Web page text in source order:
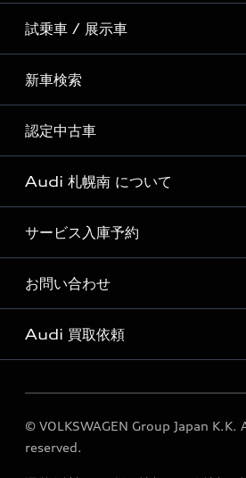
全国統一イベント
ディーラー独自イベント
試乗車 / 展示車
試乗予約
試乗車・展示車一覧
新車検索
新車検索
認定中古車
Audi認定中古車検索
Audi 札幌南 について
Audi 札幌南 店舗情報
Audi 札幌南 運営会社概要
定期点検 / 車検 料金表
サービス入庫予約
Audi 札幌南 サービス入庫予約
お問い合わせ
各種お問い合わせ
Audi 買取依頼
買取ページ
© VOLKSWAGEN Group Japan
reserved.